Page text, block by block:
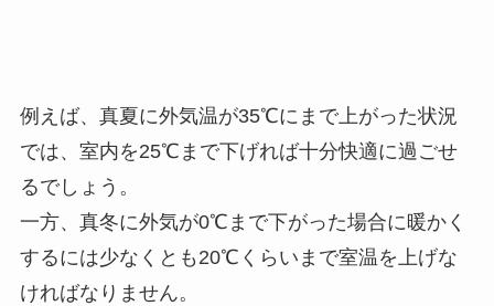
例えば、真夏に外気温が35℃にまで上がった状況
では、室内を25℃まで下げれば十分快適に過ごせ
るでしょう。
一方、真冬に外気が0℃まで下がった場合に暖かく
するには少なくとも20℃くらいまで室温を上げな
ければなりません。